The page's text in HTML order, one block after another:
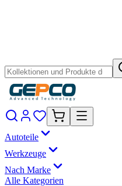
Autoteile
Werkzeuge
Nach Marke
Alle Kategorien